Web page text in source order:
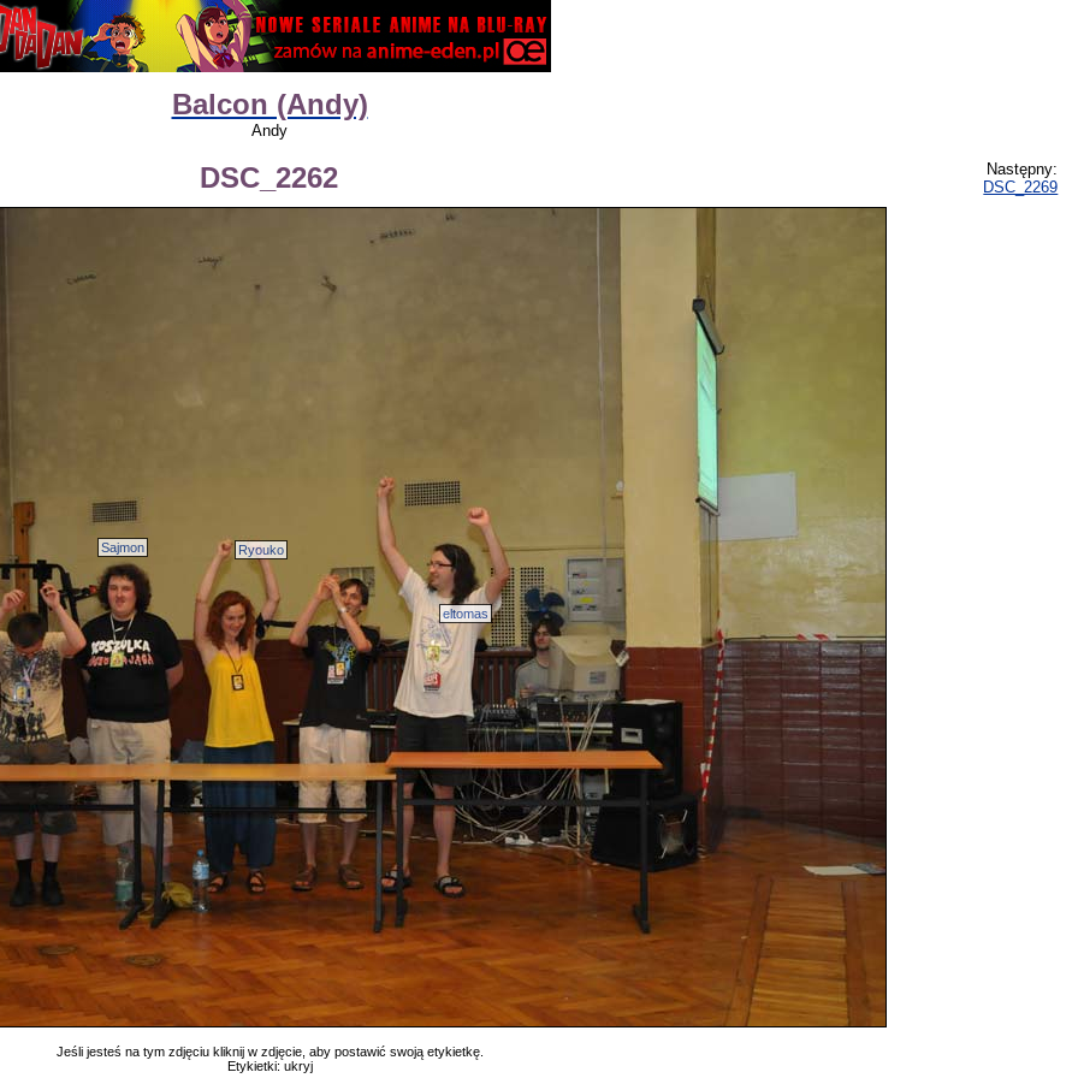
Balcon (Andy)
Andy
DSC_2262
Następny:
DSC_2269
eltomas
Ryouko
Sajmon
Jeśli jesteś na tym zdjęciu kliknij w zdjęcie, aby postawić swoją etykietkę.
Etykietki: ukryj